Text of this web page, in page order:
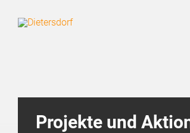
Projekte und